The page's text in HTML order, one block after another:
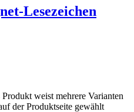
Lesezeichen
Produkt weist mehrere Varianten
der Produktseite gewählt